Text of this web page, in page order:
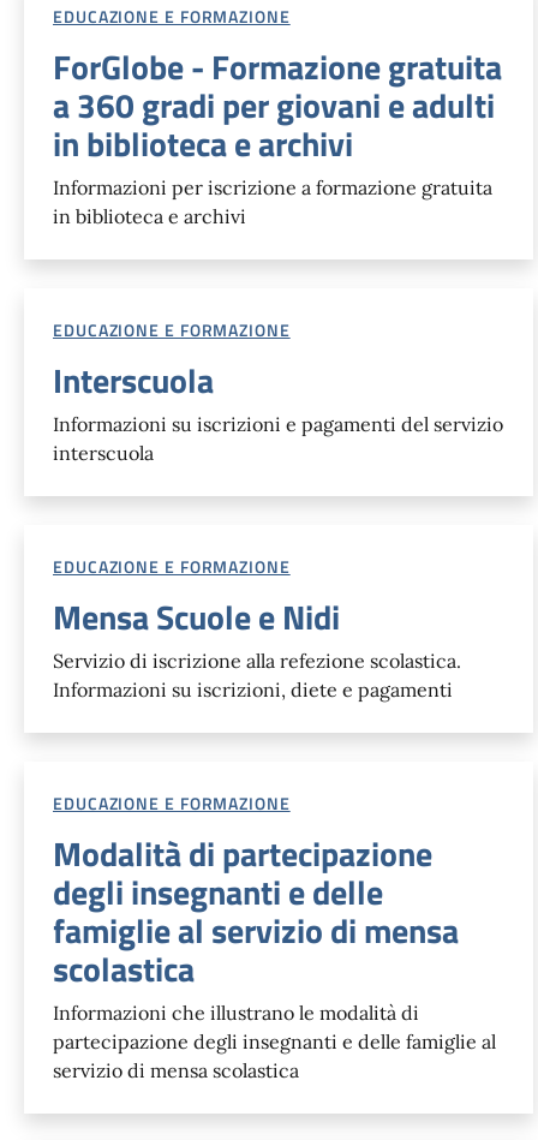
EDUCAZIONE E FORMAZIONE
ForGlobe - Formazione gratuita
a 360 gradi per giovani e adulti
in biblioteca e archivi
Informazioni per iscrizione a formazione gratuita
in biblioteca e archivi
EDUCAZIONE E FORMAZIONE
Interscuola
Informazioni su iscrizioni e pagamenti del servizio
interscuola
EDUCAZIONE E FORMAZIONE
Mensa Scuole e Nidi
Servizio di iscrizione alla refezione scolastica.
Informazioni su iscrizioni, diete e pagamenti
EDUCAZIONE E FORMAZIONE
Modalità di partecipazione
degli insegnanti e delle
famiglie al servizio di mensa
scolastica
Informazioni che illustrano le modalità di
partecipazione degli insegnanti e delle famiglie al
servizio di mensa scolastica